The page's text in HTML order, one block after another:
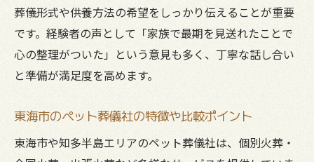
葬儀形式や供養方法の希望をしっかり伝えることが重要
です。経験者の声として「家族で最期を見送れたことで
心の整理がついた」という意見も多く、丁寧な話し合い
と準備が満足度を高めます。
東海市のペット葬儀社の特徴や比較ポイント
東海市や知多半島エリアのペット葬儀社は、個別火葬・